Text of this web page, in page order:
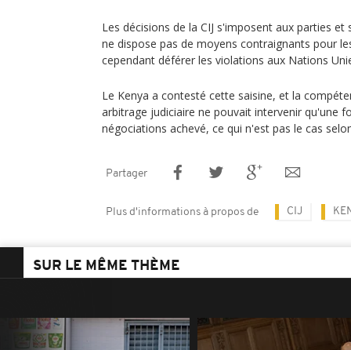
Les décisions de la CIJ s'imposent aux parties
ne dispose pas de moyens contraignants pour
cependant déférer les violations aux Nations
Le Kenya a contesté cette saisine, et la
arbitrage judiciaire ne pouvait intervenir qu'une
négociations achevé, ce qui n'est pas le cas
Partager
Plus d'informations à propos de CIJ
SUR LE MÊME THÈME